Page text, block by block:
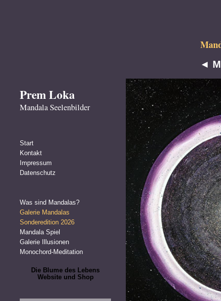
Prem Loka
Mandala Seelenbilder
Start
Kontakt
Impressum
Datenschutz
Was sind Mandalas?
Galerie Mandalas
Sonderedition 2026
Mandala Spiel
Galerie Illusionen
Monochord-Meditation
Die Blume des Lebens
Website und Shop
◄